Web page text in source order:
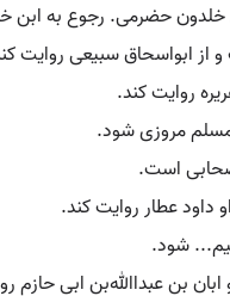
حضرمی. رجوع به ابن
ابواسحاق سبیعی روایت
روایت کند.
مروزی شود.
است.
داود عطار روایت کند.
شود.
ابان بن عبداﷲبن ابی حازم